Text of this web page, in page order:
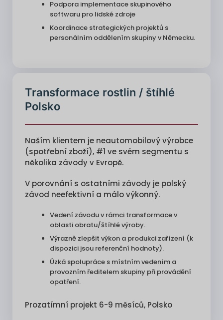
Podpora implementace skupinového
softwaru pro lidské zdroje
Koordinace strategických projektů s
personálním oddělením skupiny v Německu.
Transformace rostlin / štíhlé
Polsko
Naším klientem je neautomobilový výrobce
(spotřební zboží), #1 ve svém segmentu s
několika závody v Evropě.
V porovnání s ostatními závody je polský
závod neefektivní a málo výkonný.
Vedení závodu v rámci transformace v
oblasti obratu/štíhlé výroby.
Výrazně zlepšit výkon a produkci zařízení (k
dispozici jsou referenční hodnoty).
Úzká spolupráce s místním vedením a
provozním ředitelem skupiny při provádění
opatření.
Prozatímní projekt 6-9 měsíců, Polsko